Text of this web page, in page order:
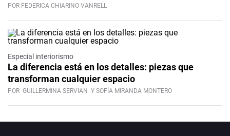
POR FEDERICA CHIARINO VANRELL
Especial interiorismo
La diferencia está en los detalles: piezas que
transforman cualquier espacio
POR GUILLERMINA SERVIAN Y SOFÍA MIRANDA MONTERO